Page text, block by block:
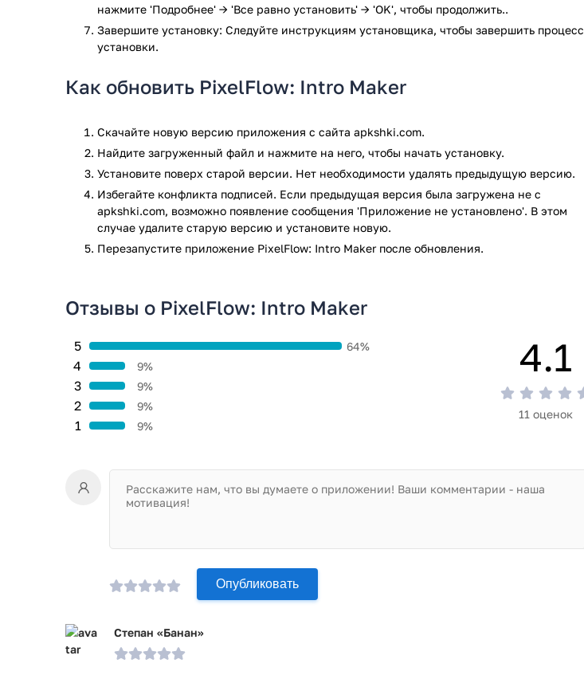
Выбор разрешения перед сохранением.
Возможность использовать программу бесплатно.
Нужна простая в использовании программа для создания текстовых анимаций и интро для
нажмите 'Подробнее' → 'Все равно установить' → 'OK', чтобы продолжить..
Завершите установку: Следуйте инструкциям установщика, чтобы завершить процесс
установки.
Как обновить PixelFlow: Intro Maker
Скачайте новую версию приложения с сайта apkshki.com.
Найдите загруженный файл и нажмите на него, чтобы начать установку.
Установите поверх старой версии. Нет необходимости удалять предыдущую версию.
Избегайте конфликта подписей. Если предыдущая версия была загружена не с
apkshki.com, возможно появление сообщения 'Приложение не установлено'. В этом
случае удалите старую версию и установите новую.
Перезапустите приложениe PixelFlow: Intro Maker после обновления.
Отзывы о PixelFlow: Intro Maker
1 9%
2 9%
3 9%
4 9%
5 64% 4.1
11 оценок
Опубликовать
Степан «Банан»